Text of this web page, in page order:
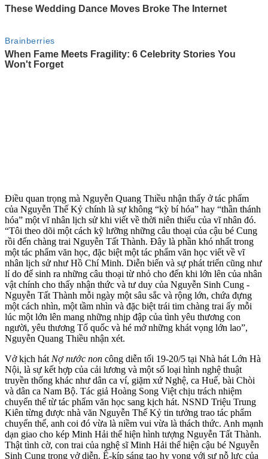
Điều quan trọng mà Nguyễn Quang Thiều nhận thấy ở tác phẩm
của Nguyễn Thế Kỷ chính là sự không “kỳ bí hóa” hay “thần thánh
hóa” một vĩ nhân lịch sử khi viết về thời niên thiếu của vĩ nhân đó.
“Tôi theo dõi một cách kỹ lưỡng những câu thoại của cậu bé Cung
rồi đến chàng trai Nguyễn Tất Thành. Đây là phần khó nhất trong
một tác phẩm văn học, đặc biệt một tác phẩm văn học viết về vĩ
nhân lịch sử như Hồ Chí Minh. Diễn biến và sự phát triển cũng như
lí do để sinh ra những câu thoại từ nhỏ cho đến khi lớn lên của nhân
vật chính cho thấy nhận thức và tư duy của Nguyễn Sinh Cung -
Nguyễn Tất Thành mỗi ngày một sâu sắc và rộng lớn, chứa đựng
một cách nhìn, một tầm nhìn và đặc biệt trái tim chàng trai ấy mỗi
lúc một lớn lên mang những nhịp đập của tình yêu thương con
người, yêu thương Tổ quốc và hé mở những khát vọng lớn lao”,
Nguyễn Quang Thiều nhận xét.
Vở kịch hát Nợ nước non công diễn tối 19-20/5 tại Nhà hát Lớn Hà
Nội, là sự kết hợp của cải lương và một số loại hình nghệ thuật
truyền thống khác như dân ca ví, giặm xứ Nghệ, ca Huế, bài Chòi
và dân ca Nam Bộ. Tác giả Hoàng Song Việt chịu trách nhiệm
chuyển thể từ tác phẩm văn học sang kịch hát. NSND Triệu Trung
Kiên từng được nhà văn Nguyễn Thế Kỷ tin tưởng trao tác phẩm
chuyển thể, anh coi đó vừa là niềm vui vừa là thách thức. Anh mạnh
dạn giao cho kép Minh Hải thể hiện hình tượng Nguyễn Tất Thành.
Thật tình cờ, con trai của nghệ sĩ Minh Hải thể hiện cậu bé Nguyễn
Sinh Cung trong vở diễn. Ê-kíp sáng tạo hy vọng với sự nỗ lực của